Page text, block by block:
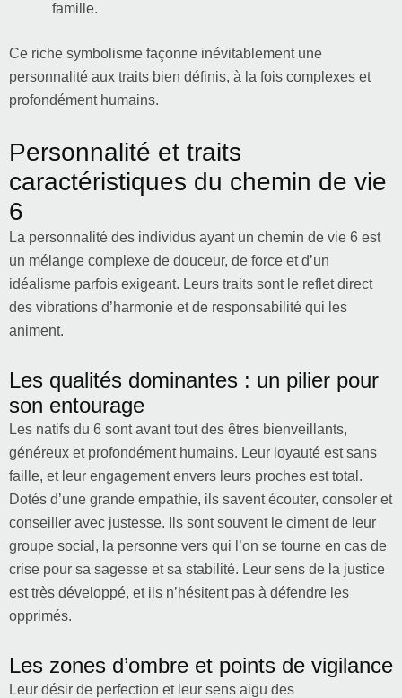
famille.
Ce riche symbolisme façonne inévitablement une
personnalité aux traits bien définis, à la fois complexes et
profondément humains.
Personnalité et traits
caractéristiques du chemin de vie
6
La personnalité des individus ayant un chemin de vie 6 est
un mélange complexe de douceur, de force et d’un
idéalisme parfois exigeant. Leurs traits sont le reflet direct
des vibrations d’harmonie et de responsabilité qui les
animent.
Les qualités dominantes : un pilier pour
son entourage
Les natifs du 6 sont avant tout des êtres bienveillants,
généreux et profondément humains. Leur loyauté est sans
faille, et leur engagement envers leurs proches est total.
Dotés d’une grande empathie, ils savent écouter, consoler et
conseiller avec justesse. Ils sont souvent le ciment de leur
groupe social, la personne vers qui l’on se tourne en cas de
crise pour sa sagesse et sa stabilité. Leur sens de la justice
est très développé, et ils n’hésitent pas à défendre les
opprimés.
Les zones d’ombre et points de vigilance
Leur désir de perfection et leur sens aigu des